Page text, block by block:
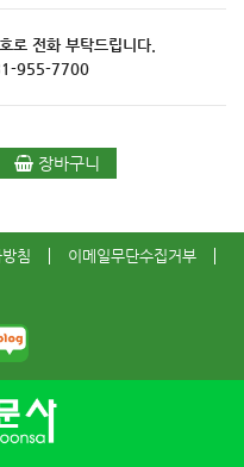
로 전화 부탁드립니다.
955-7700
장바구니
침
이메일무단수집거부